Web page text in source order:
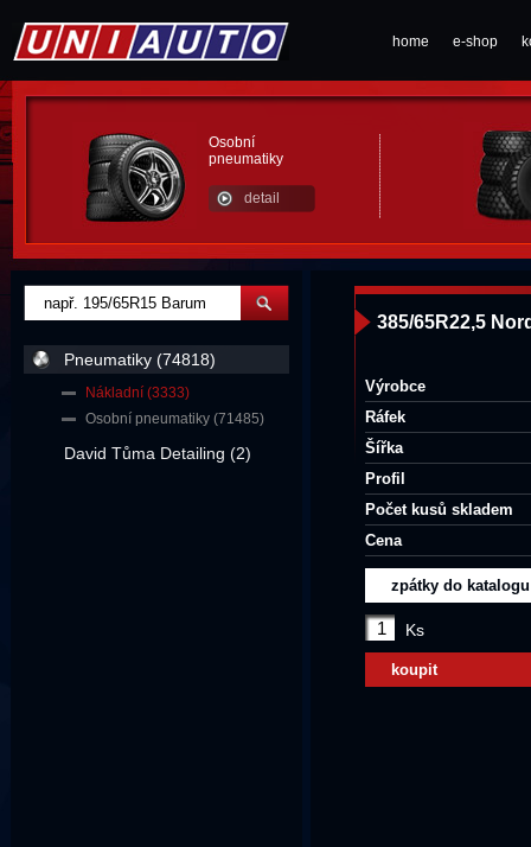
home e-shop
Osobní
pneumatiky
detail
385/65R22,5
Výrobce
Ráfek
Šířka
Profil
Počet kusů skladem
Cena
zpátky do katalogu
Ks
koupit
Pneumatiky (74818)
Nákladní (3333)
Osobní pneumatiky (71485)
David Tůma Detailing (2)